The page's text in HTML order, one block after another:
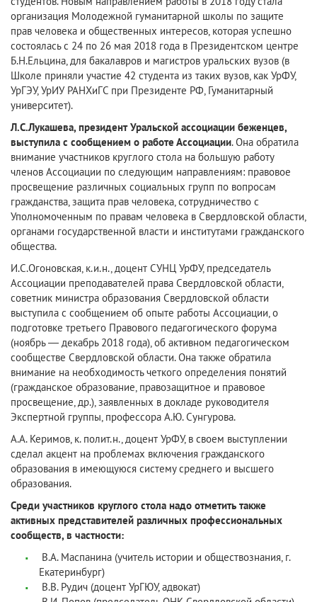
организация Молодежной гуманитарной школы по защите
прав человека и общественных интересов, которая успешно
состоялась с 24 по 26 мая 2018 года в Президентском центре
Б.Н.Ельцина, для бакалавров и магистров уральских вузов (в
Школе приняли участие 42 студента из таких вузов, как УрФУ,
УрГЭУ, УрИУ РАНХиГС при Президенте РФ, Гуманитарный
университет).
Л.С.Лукашева, президент Уральской ассоциации беженцев,
выступила с сообщением о работе Ассоциации. Она обратила
внимание участников круглого стола на большую работу
членов Ассоциации по следующим направлениям: правовое
просвещение различных социальных групп по вопросам
гражданства, защита прав человека, сотрудничество с
Уполномоченным по правам человека в Свердловской области,
органами государственной власти и институтами гражданского
общества.
И.С.Огоновская, к.и.н., доцент СУНЦ УрФУ, председатель
Ассоциации преподавателей права Свердловской области,
советник министра образования Свердловской области
выступила с сообщением об опыте работы Ассоциации, о
подготовке третьего Правового педагогического форума
(ноябрь — декабрь 2018 года), об активном педагогическом
сообществе Свердловской области. Она также обратила
внимание на необходимость четкого определения понятий
(гражданское образование, правозащитное и правовое
просвещение, др.), заявленных в докладе руководителя
Экспертной группы, профессора А.Ю. Сунгурова.
А.А. Керимов, к. полит.н., доцент УрФУ, в своем выступлении
сделал акцент на проблемах включения гражданского
образования в имеющуюся систему среднего и высшего
образования.
Среди участников круглого стола надо отметить также
активных представителей различных профессиональных
сообществ, в частности:
В.А. Маспанина (учитель истории и обществознания, г.
Екатеринбург)
В.В. Рудич (доцент УрГЮУ, адвокат)